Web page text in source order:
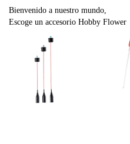
Bienvenido a nuestro mundo,
Escoge un accesorio Hobby Flower